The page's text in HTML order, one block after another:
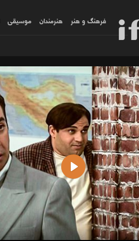
فرهنگ و هنر هنرمندان موسیقی
Play